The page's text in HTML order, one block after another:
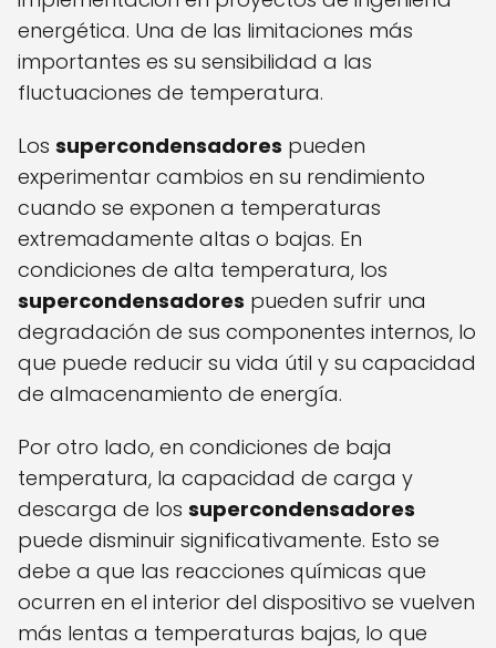
energética. Una de las limitaciones más
importantes es su sensibilidad a las
fluctuaciones de temperatura.
Los supercondensadores pueden
experimentar cambios en su rendimiento
cuando se exponen a temperaturas
extremadamente altas o bajas. En
condiciones de alta temperatura, los
supercondensadores pueden sufrir una
degradación de sus componentes internos, lo
que puede reducir su vida útil y su capacidad
de almacenamiento de energía.
Por otro lado, en condiciones de baja
temperatura, la capacidad de carga y
descarga de los supercondensadores
puede disminuir significativamente. Esto se
debe a que las reacciones químicas que
ocurren en el interior del dispositivo se vuelven
más lentas a temperaturas bajas, lo que